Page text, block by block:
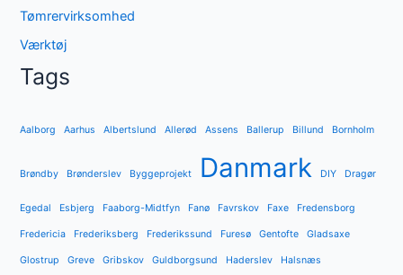
Tømrervirksomhed
Værktøj
Tags
Aalborg Aarhus Albertslund Allerød Assens Ballerup Billund Bornholm
Brøndby Brønderslev Byggeprojekt Danmark DIY Dragør
Egedal Esbjerg Faaborg-Midtfyn Fanø Favrskov Faxe Fredensborg
Fredericia Frederiksberg Frederikssund Furesø Gentofte Gladsaxe
Glostrup Greve Gribskov Guldborgsund Haderslev Halsnæs